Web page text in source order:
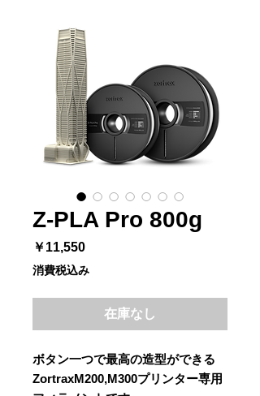
Z-PLA Pro 800g
￥11,550価
格
消費税込み
在庫なし
ボタン一つで最高の造型ができる
ZortraxM200,M300プリンター専用